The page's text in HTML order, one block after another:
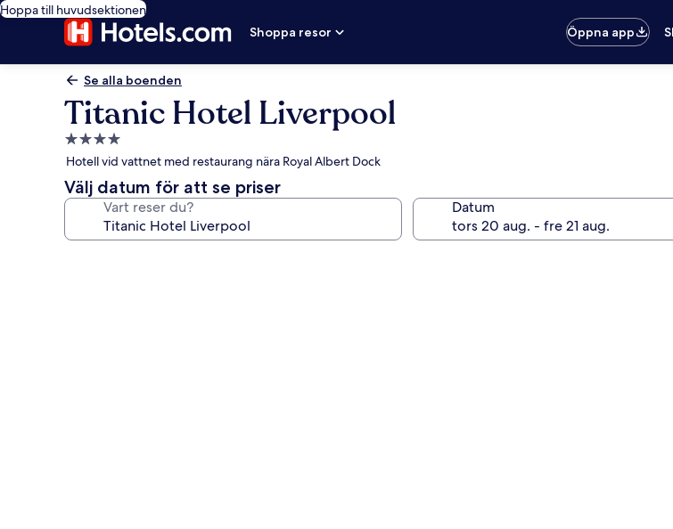
Hoppa till huvudsektionen
Shoppa resor
Öppna app
Se alla boenden
Titanic Hotel Liverpool
4.0-
stjärnigt
boende
Hotell vid vattnet med restaurang nära Royal Albert Dock
Välj datum för att se priser
Vart reser du? Datum